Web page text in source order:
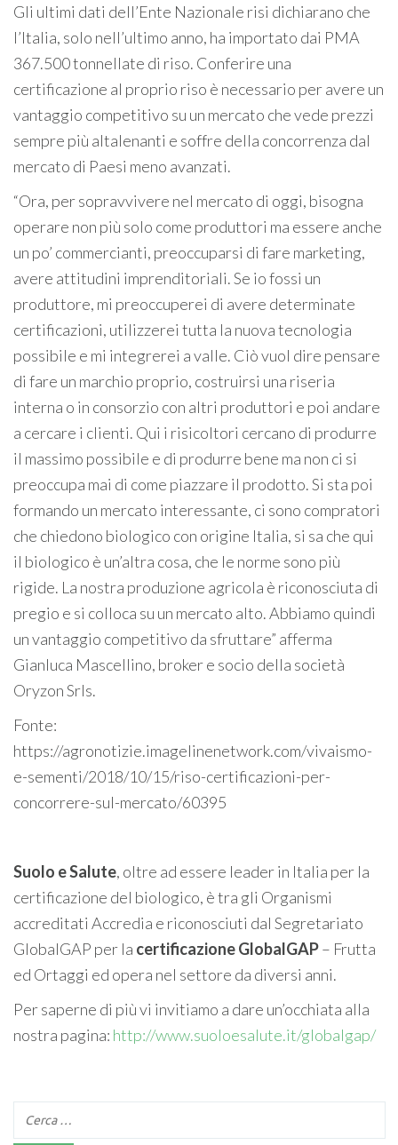
Gli ultimi dati dell’Ente Nazionale risi dichiarano che
l’Italia, solo nell’ultimo anno, ha importato dai PMA
367.500 tonnellate di riso. Conferire una
certificazione al proprio riso è necessario per avere un
vantaggio competitivo su un mercato che vede prezzi
sempre più altalenanti e soffre della concorrenza dal
mercato di Paesi meno avanzati.
“Ora, per sopravvivere nel mercato di oggi, bisogna
operare non più solo come produttori ma essere anche
un po’ commercianti, preoccuparsi di fare marketing,
avere attitudini imprenditoriali. Se io fossi un
produttore, mi preoccuperei di avere determinate
certificazioni, utilizzerei tutta la nuova tecnologia
possibile e mi integrerei a valle. Ciò vuol dire pensare
di fare un marchio proprio, costruirsi una riseria
interna o in consorzio con altri produttori e poi andare
a cercare i clienti. Qui i risicoltori cercano di produrre
il massimo possibile e di produrre bene ma non ci si
preoccupa mai di come piazzare il prodotto. Si sta poi
formando un mercato interessante, ci sono compratori
che chiedono biologico con origine Italia, si sa che qui
il biologico è un’altra cosa, che le norme sono più
rigide. La nostra produzione agricola è riconosciuta di
pregio e si colloca su un mercato alto. Abbiamo quindi
un vantaggio competitivo da sfruttare” afferma
Gianluca Mascellino, broker e socio della società
Oryzon Srls.
Fonte:
https://agronotizie.imagelinenetwork.com/vivaismo-
e-sementi/2018/10/15/riso-certificazioni-per-
concorrere-sul-mercato/60395
Suolo e Salute, oltre ad essere leader in Italia per la
certificazione del biologico, è tra gli Organismi
accreditati Accredia e riconosciuti dal Segretariato
GlobalGAP per la certificazione GlobalGAP– Frutta
ed Ortaggi ed opera nel settore da diversi anni.
Per saperne di più vi invitiamo a dare un’occhiata alla
nostra pagina: http://www.suoloesalute.it/globalgap/